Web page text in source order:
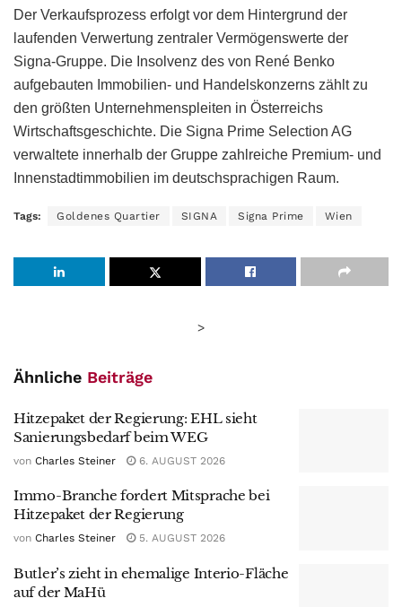
Der Verkaufsprozess erfolgt vor dem Hintergrund der
laufenden Verwertung zentraler Vermögenswerte der
Signa-Gruppe. Die Insolvenz des von René Benko
aufgebauten Immobilien- und Handelskonzerns zählt zu
den größten Unternehmenspleiten in Österreichs
Wirtschaftsgeschichte. Die Signa Prime Selection AG
verwaltete innerhalb der Gruppe zahlreiche Premium- und
Innenstadtimmobilien im deutschsprachigen Raum.
Tags: Goldenes Quartier SIGNA Signa Prime Wien
>
Ähnliche Beiträge
Hitzepaket der Regierung: EHL sieht
Sanierungsbedarf beim WEG
von Charles Steiner 6. AUGUST 2026
Immo-Branche fordert Mitsprache bei
Hitzepaket der Regierung
von Charles Steiner 5. AUGUST 2026
Butler’s zieht in ehemalige Interio-Fläche
auf der MaHü